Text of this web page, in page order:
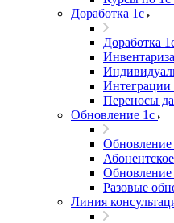
Доработка 1с
Доработка
Интеграции
Переносы
Обновление 1с
Обновление
Обновление
Разовые
Линия